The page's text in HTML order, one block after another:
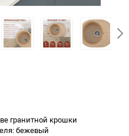
гранитной крошки
бежевый